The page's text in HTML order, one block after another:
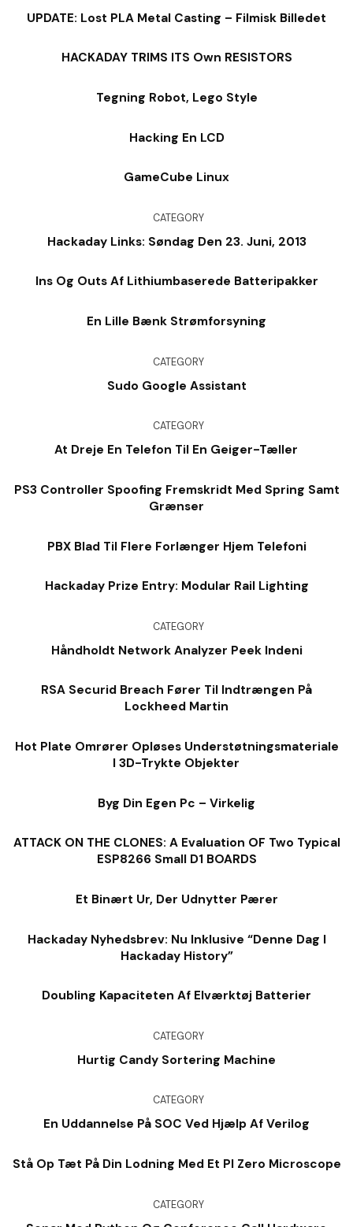
UPDATE: Lost PLA Metal Casting – Filmisk Billedet
HACKADAY TRIMS ITS Own RESISTORS
Tegning Robot, Lego Style
Hacking En LCD
GameCube Linux
CATEGORY
Hackaday Links: Søndag Den 23. Juni, 2013
Ins Og Outs Af Lithiumbaserede Batteripakker
En Lille Bænk Strømforsyning
CATEGORY
Sudo Google Assistant
CATEGORY
At Dreje En Telefon Til En Geiger-Tæller
PS3 Controller Spoofing Fremskridt Med Spring Samt
Grænser
PBX Blad Til Flere Forlænger Hjem Telefoni
Hackaday Prize Entry: Modular Rail Lighting
CATEGORY
Håndholdt Network Analyzer Peek Indeni
RSA Securid Breach Fører Til Indtrængen På
Lockheed Martin
Hot Plate Omrører Opløses Understøtningsmateriale
I 3D-Trykte Objekter
Byg Din Egen Pc – Virkelig
ATTACK ON THE CLONES: A Evaluation OF Two Typical
ESP8266 Small D1 BOARDS
Et Binært Ur, Der Udnytter Pærer
Hackaday Nyhedsbrev: Nu Inklusive “denne Dag I
Hackaday History”
Doubling Kapaciteten Af ​​elværktøj Batterier
CATEGORY
Hurtig Candy Sortering Machine
CATEGORY
En Uddannelse På SOC Ved Hjælp Af Verilog
Stå Op Tæt På Din Lodning Med Et PI Zero Microscope
CATEGORY